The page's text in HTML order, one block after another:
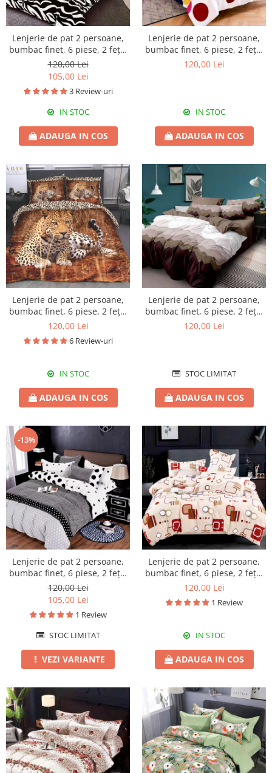
Lenjerie de pat 2 persoane,
bumbac finet, 6 piese, 2 fețe,
zebră, SP660
120,00 Lei
105,00 Lei
3 Review-uri
IN STOC
ADAUGA IN COS
Lenjerie de pat 2 persoane,
bumbac finet, 6 piese, 2 fețe,
SP668
120,00 Lei
IN STOC
ADAUGA IN COS
Lenjerie de pat 2 persoane,
bumbac finet, 6 piese, 2 fețe,
SP358
120,00 Lei
6 Review-uri
IN STOC
ADAUGA IN COS
Lenjerie de pat 2 persoane,
bumbac finet, 6 piese, 2 fețe,
SP922
120,00 Lei
STOC LIMITAT
ADAUGA IN COS
-13%
Lenjerie de pat 2 persoane,
bumbac finet, 6 piese, 2 fețe,
SP664
120,00 Lei
105,00 Lei
1 Review
STOC LIMITAT
VEZI VARIANTE
Lenjerie de pat 2 persoane,
bumbac finet, 6 piese, 2 fețe,
SP2
120,00 Lei
1 Review
IN STOC
ADAUGA IN COS